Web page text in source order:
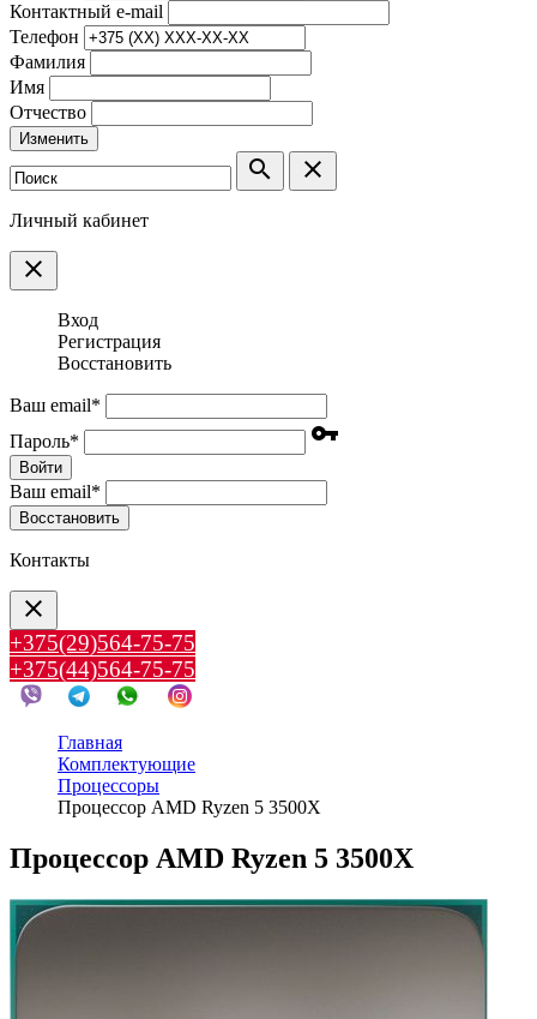
Контактный e-mail
Телефон
Фамилия
Имя
Отчество
Изменить
search clear
Личный кабинет
clear
Вход
Регистрация
Восстановить
Ваш email*
Пароль* vpn_key
Войти
Ваш email*
Воcстановить
Контакты
clear
+375(29)564-75-75
+375(44)564-75-75
Главная
Комплектующие
Процессоры
Процессор AMD Ryzen 5 3500X
Процессор AMD Ryzen 5 3500X